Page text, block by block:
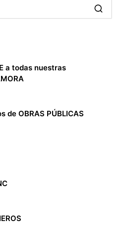
a todas nuestras
de OBRAS PÚBLICAS